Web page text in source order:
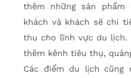
thêm những sản
khách và khách sẽ chi
thu cho lĩnh vực du lịch.
thêm kênh tiêu thụ,
Các điểm du lịch cũng